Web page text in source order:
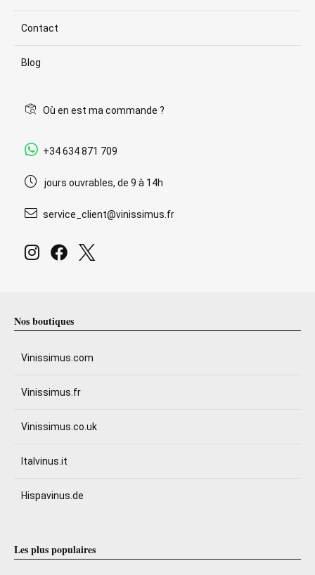
Contact
Blog
Où en est ma commande ?
+34 634 871 709
jours ouvrables, de 9 à 14h
service_client@vinissimus.fr
Nos boutiques
Vinissimus.com
Vinissimus.fr
Vinissimus.co.uk
Italvinus.it
Hispavinus.de
Les plus populaires